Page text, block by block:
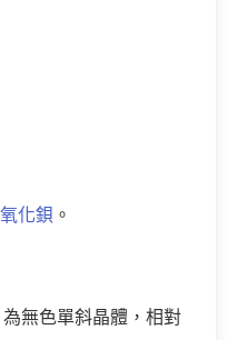
氧化鋇 。
為無色單斜晶體，相對